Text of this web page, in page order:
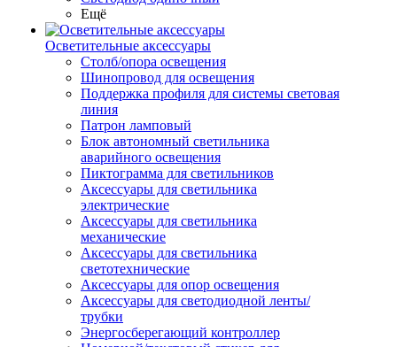
Ещё
Осветительные аксессуары
Столб/опора освещения
Шинопровод для освещения
Поддержка профиля для системы световая
линия
Патрон ламповый
Блок автономный светильника
аварийного освещения
Пиктограмма для светильников
Аксессуары для светильника
электрические
Аксессуары для светильника
механические
Аксессуары для светильника
светотехнические
Аксессуары для опор освещения
Аксессуары для светодиодной ленты/
трубки
Энергосберегающий контроллер